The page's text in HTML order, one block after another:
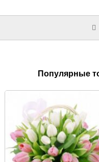
Популярные